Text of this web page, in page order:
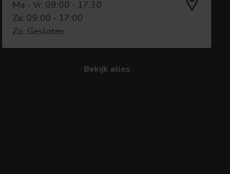
Ma - Vr: 09:00 - 17:30
Za: 09:00 - 17:00
Zo: Gesloten
Bekijk alles